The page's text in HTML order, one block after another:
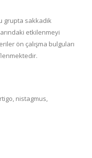
grupta sakkadik
etkilenmeyi
ön çalışma bulguları
nistagmus,